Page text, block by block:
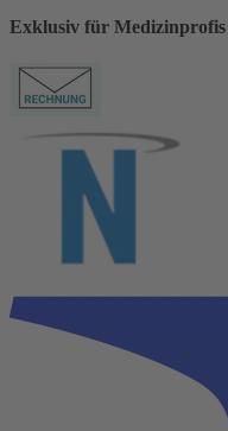
Exklusiv für Medizinprofis